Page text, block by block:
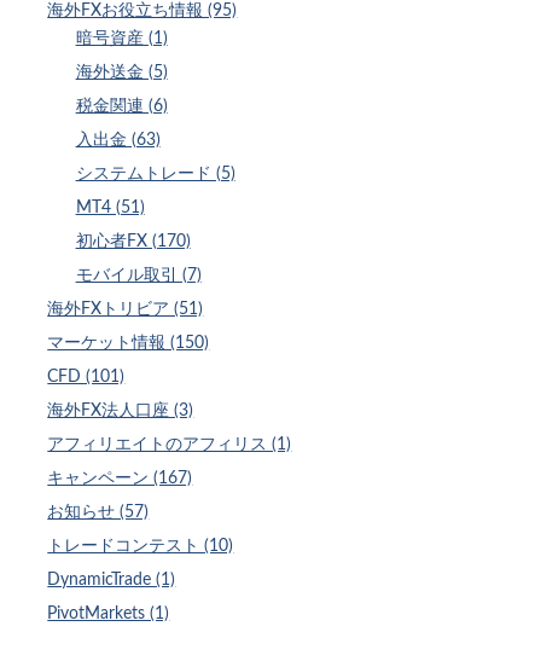
海外FXお役立ち情報 (95)
暗号資産 (1)
海外送金 (5)
税金関連 (6)
入出金 (63)
システムトレード (5)
MT4 (51)
初心者FX (170)
モバイル取引 (7)
海外FXトリビア (51)
マーケット情報 (150)
CFD (101)
海外FX法人口座 (3)
アフィリエイトのアフィリス (1)
キャンペーン (167)
お知らせ (57)
トレードコンテスト (10)
DynamicTrade (1)
PivotMarkets (1)